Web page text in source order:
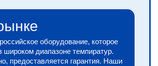
оборудование, которое
широком диапазоне темпиратур.
предоставляется гарантия. Наши